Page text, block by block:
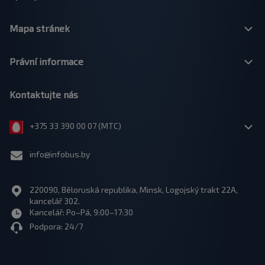
Mapa stránek
Právní informace
Kontaktujte nás
+375 33 390 00 07 (МТС)
info@infobus.by
220090, Běloruská republika, Minsk, Logojský trakt 22A,
kancelář 302.
Kancelář: Po–Pá, 9:00–17:30
Podpora: 24/7